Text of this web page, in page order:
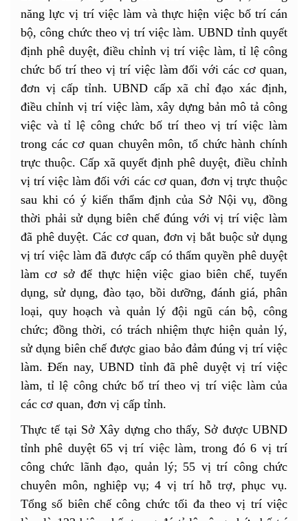
năng lực vị trí việc làm và thực hiện việc bố trí cán
bộ, công chức theo vị trí việc làm. UBND tỉnh quyết
định phê duyệt, điều chỉnh vị trí việc làm, tỉ lệ công
chức bố trí theo vị trí việc làm đối với các cơ quan,
đơn vị cấp tỉnh. UBND cấp xã chỉ đạo xác định,
điều chỉnh vị trí việc làm, xây dựng bản mô tả công
việc và tỉ lệ công chức bố trí theo vị trí việc làm
trong các cơ quan chuyên môn, tổ chức hành chính
trực thuộc. Cấp xã quyết định phê duyệt, điều chỉnh
vị trí việc làm đối với các cơ quan, đơn vị trực thuộc
sau khi có ý kiến thẩm định của Sở Nội vụ, đồng
thời phải sử dụng biên chế đúng với vị trí việc làm
đã phê duyệt. Các cơ quan, đơn vị bắt buộc sử dụng
vị trí việc làm đã được cấp có thẩm quyền phê duyệt
làm cơ sở để thực hiện việc giao biên chế, tuyển
dụng, sử dụng, đào tạo, bồi dưỡng, đánh giá, phân
loại, quy hoạch và quản lý đội ngũ cán bộ, công
chức; đồng thời, có trách nhiệm thực hiện quản lý,
sử dụng biên chế được giao bảo đảm đúng vị trí việc
làm. Đến nay, UBND tỉnh đã phê duyệt vị trí việc
làm, tỉ lệ công chức bố trí theo vị trí việc làm của
các cơ quan, đơn vị cấp tỉnh.
Thực tế tại Sở Xây dựng cho thấy, Sở được UBND
tỉnh phê duyệt 65 vị trí việc làm, trong đó 6 vị trí
công chức lãnh đạo, quản lý; 55 vị trí công chức
chuyên môn, nghiệp vụ; 4 vị trí hỗ trợ, phục vụ.
Tổng số biên chế công chức tối đa theo vị trí việc